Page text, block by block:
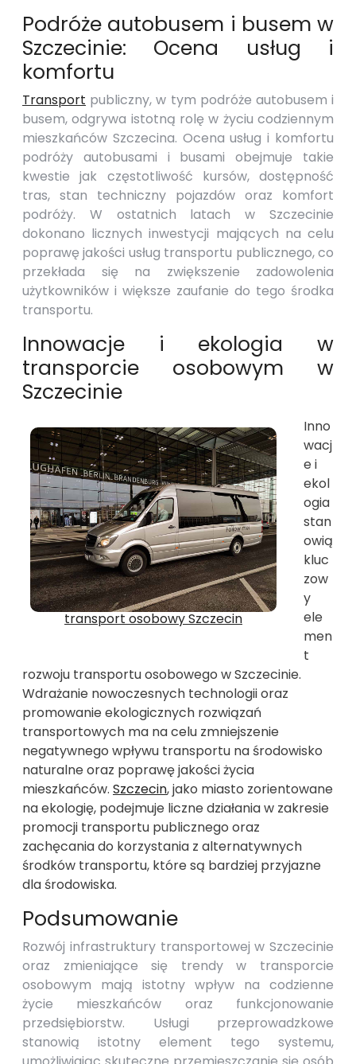
Podróże autobusem i busem w
Szczecinie: Ocena usług i
komfortu
Transport publiczny, w tym podróże autobusem i
busem, odgrywa istotną rolę w życiu codziennym
mieszkańców Szczecina. Ocena usług i komfortu
podróży autobusami i busami obejmuje takie
kwestie jak częstotliwość kursów, dostępność
tras, stan techniczny pojazdów oraz komfort
podróży. W ostatnich latach w Szczecinie
dokonano licznych inwestycji mających na celu
poprawę jakości usług transportu publicznego, co
przekłada się na zwiększenie zadowolenia
użytkowników i większe zaufanie do tego środka
transportu.
Innowacje i ekologia w
transporcie osobowym w
Szczecinie
transport osobowy Szczecin
Inno
wacj
e i
ekol
ogia
stan
owią
kluc
zow
y
ele
men
t
rozwoju transportu osobowego w Szczecinie.
Wdrażanie nowoczesnych technologii oraz
promowanie ekologicznych rozwiązań
transportowych ma na celu zmniejszenie
negatywnego wpływu transportu na środowisko
naturalne oraz poprawę jakości życia
mieszkańców. Szczecin, jako miasto zorientowane
na ekologię, podejmuje liczne działania w zakresie
promocji transportu publicznego oraz
zachęcania do korzystania z alternatywnych
środków transportu, które są bardziej przyjazne
dla środowiska.
Podsumowanie
Rozwój infrastruktury transportowej w Szczecinie
oraz zmieniające się trendy w transporcie
osobowym mają istotny wpływ na codzienne
życie mieszkańców oraz funkcjonowanie
przedsiębiorstw. Usługi przeprowadzkowe
stanowią istotny element tego systemu,